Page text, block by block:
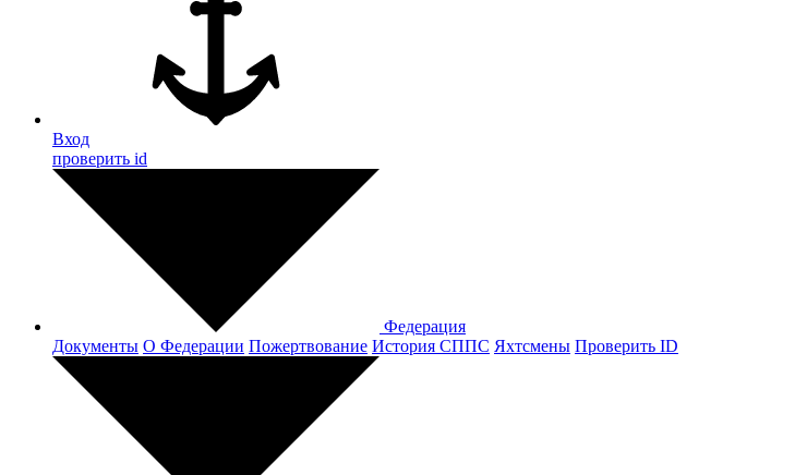
Вход
проверить id
Федерация
Документы О Федерации Пожертвование История СППС Яхтсмены Проверить ID